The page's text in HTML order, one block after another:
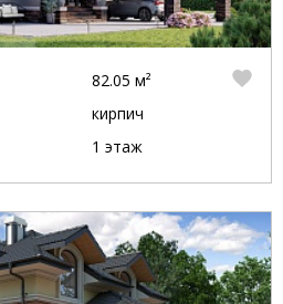
82.05 м²
кирпич
1 этаж